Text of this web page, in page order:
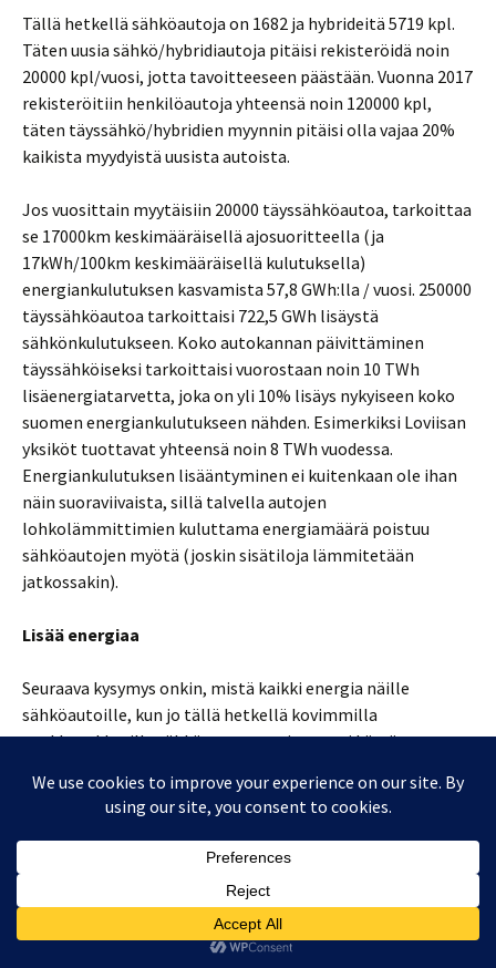
Tällä hetkellä sähköautoja on 1682 ja hybrideitä 5719 kpl.
Täten uusia sähkö/hybridiautoja pitäisi rekisteröidä noin
20000 kpl/vuosi, jotta tavoitteeseen päästään. Vuonna 2017
rekisteröitiin henkilöautoja yhteensä noin 120000 kpl,
täten täyssähkö/hybridien myynnin pitäisi olla vajaa 20%
kaikista myydyistä uusista autoista.
Jos vuosittain myytäisiin 20000 täyssähköautoa, tarkoittaa
se 17000km keskimääräisellä ajosuoritteella (ja
17kWh/100km keskimääräisellä kulutuksella)
energiankulutuksen kasvamista 57,8 GWh:lla / vuosi. 250000
täyssähköautoa tarkoittaisi 722,5 GWh lisäystä
sähkönkulutukseen. Koko autokannan päivittäminen
täyssähköiseksi tarkoittaisi vuorostaan noin 10 TWh
lisäenergiatarvetta, joka on yli 10% lisäys nykyiseen koko
suomen energiankulutukseen nähden. Esimerkiksi Loviisan
yksiköt tuottavat yhteensä noin 8 TWh vuodessa.
Energiankulutuksen lisääntyminen ei kuitenkaan ole ihan
näin suoraviivaista, sillä talvella autojen
lohkolämmittimien kuluttama energiamäärä poistuu
sähköautojen myötä (joskin sisätiloja lämmitetään
jatkossakin).
Lisää energiaa
Seuraava kysymys onkin, mistä kaikki energia näille
sähköautoille, kun jo tällä hetkellä kovimmilla
paukkupakkasilla sähköntuotanto ja tuonti käyvät
mutta sen tuotanto kattaa vain nettotuontia.
Sähkönkulutus kasvaa luonnostaan, ja liikenteen
sähköistyminen kiihdyttää tätä tahtia entisestään.
Sähköverkosta on tehtävä sähköautomullistuksen aikana
älykäs, sillä sähköautoja tullaa lataamaan pääsääntöisesti
yöaikaan (kotona), sekä päiväsaikaan (työpaikalla). Tämä